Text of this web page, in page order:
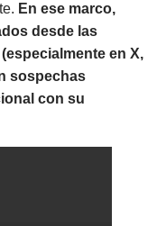
En ese marco,
desde las
en X,
sospechas
con su